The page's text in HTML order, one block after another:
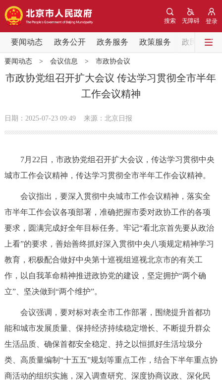
登录
无障碍
搜索
要闻动态 政务公开 政务服务 政策服务 政民互动
要闻动态
党中央精神 国务院信息
会议信息
市领导 机构职能 政策服务
政务服务
便民服务 利企服务 投资项目
中介服务 阳光政务
要闻动态> 会议信息 > 市政协会议
市政协党组召开扩大会议 传达学习贯彻全市半年
工作会议精神
日期：2025-07-23 09:49 来源：北京日报
7月22日，市政协党组召开扩大会议，传达学习贯彻中央
城市工作会议精神，传达学习贯彻全市半年工作会议精神。
会议指出，要深入贯彻中央城市工作会议精神，落实全
市半年工作会议各项部署，准确把握市委对政协工作的各项
要求，圆满完成好全年目标任务。牢记“看北京首先要从政治
上看”的要求，善始善终抓好深入贯彻中央八项规定精神学习
教育，积极配合做好中央第十巡视组巡视北京市的有关工
作，以自我革命精神推进政协党的建设，坚定拥护“两个确
立”、坚决做到“两个维护”。
会议强调，要对标对表全市工作部署，围绕提升首都功
能和城市发展质量、保持经济持续稳定增长、不断提升群众
生活品质、确保首都安全稳定、持之以恒抓好生活垃圾分
类、高质量编制“十五五”规划等重点工作，结合下半年重点协
商活动的组织实施，深入调查研究、深度协商议政、深化民